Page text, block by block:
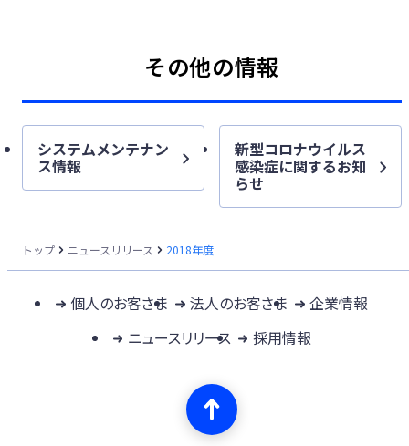
その他の情報
システムメンテナン
ス情報
新型コロナウイルス
感染症に関するお知
らせ
トップ ニュースリリース 2018年度
個人のお客さま 法人のお客さま
企業情報
ニュースリリース
採用情報